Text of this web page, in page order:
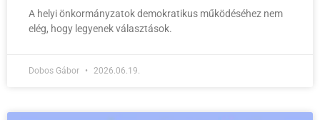
A helyi önkormányzatok demokratikus működéséhez nem
elég, hogy legyenek választások.
Dobos Gábor 2026.06.19.